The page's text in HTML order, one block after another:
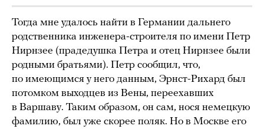
Тогда мне удалось найти в Германии дальнего
родственника инженера-строителя по имени Петр
Нирнзее (прадедушка Петра и отец Нирнзее были
родными братьями). Петр сообщил, что,
по имеющимся у него данным, Эрнст-Рихард был
потомком выходцев из Вены, переехавших
в Варшаву. Таким образом, он сам, нося немецкую
фамилию, был уже скорее поляк. Но в Москве его